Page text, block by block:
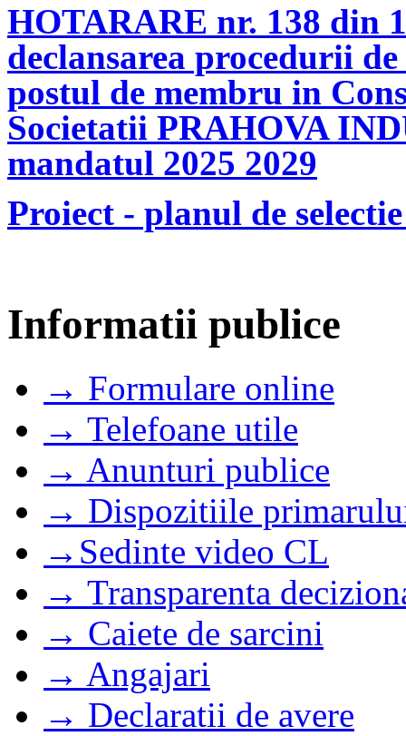
HOTARARE nr. 138 din
declansarea procedurii
postul de membru in
Societatii PRAHOVA
mandatul 2025 2029
Proiect - planul de
Informatii publice
→ Formulare online
→ Telefoane utile
→ Anunturi publice
→ Dispozitiile
→Sedinte video CL
→ Transparenta
→ Caiete de sarcini
→ Angajari
→ Declaratii de avere